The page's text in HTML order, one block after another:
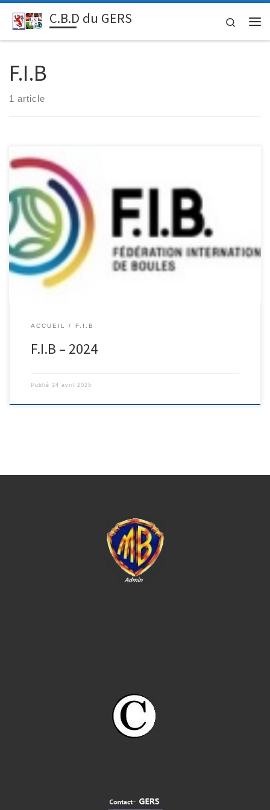
Passer au contenuC.B.D du GERS
Search
F.I.B
1 article
Voir le Site de la F.I.B http://www.fiboules.org/
ACCUEIL F.I.B
F.I.B – 2024
Publié 24 avril 2025